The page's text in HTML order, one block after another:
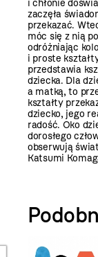
i chłonie
zaczęła
przekazać.
móc się z nią
odróżniając
i proste
przedstawia
dziecka. Dla
a matką, to
kształty
dziecko, jego
radość. Oko
dorosłego
obserwują
Katsumi